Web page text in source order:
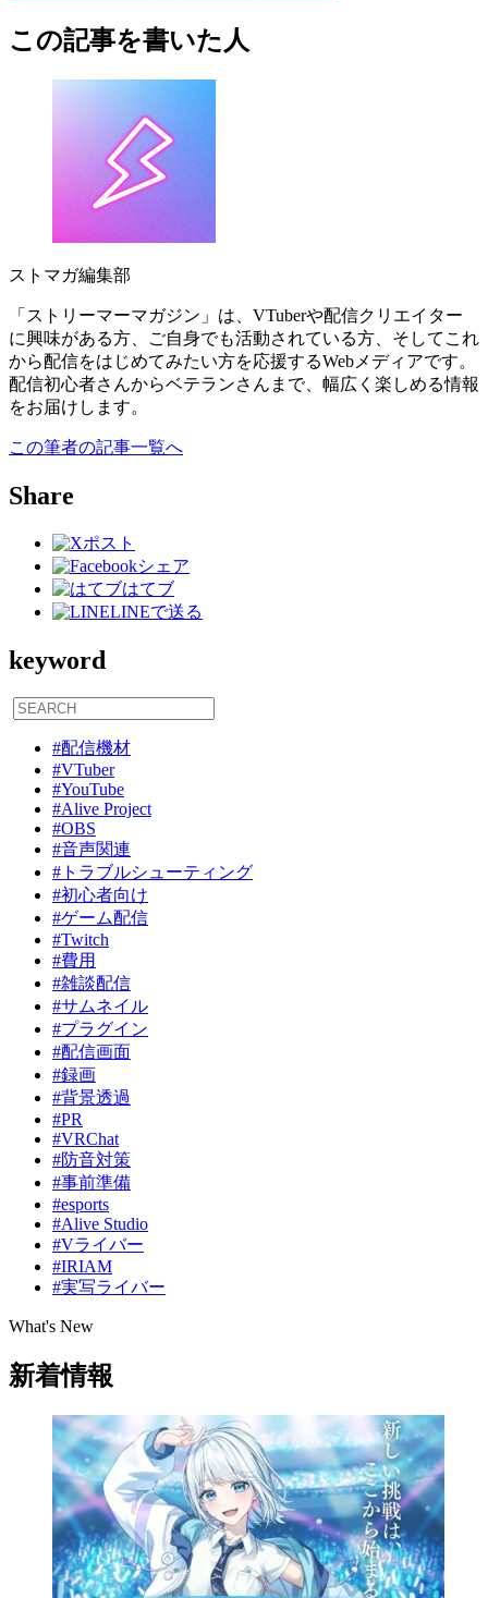
この記事を書いた人
ストマガ編集部
「ストリーマーマガジン」は、VTuberや配信クリエイター
に興味がある方、ご自身でも活動されている方、そしてこれ
から配信をはじめてみたい方を応援するWebメディアです。
配信初心者さんからベテランさんまで、幅広く楽しめる情報
をお届けします。
この筆者の記事一覧へ
Share
ポスト
シェア
はてブ
LINEで送る
keyword
#配信機材
#VTuber
#YouTube
#Alive Project
#OBS
#音声関連
#トラブルシューティング
#初心者向け
#ゲーム配信
#Twitch
#費用
#雑談配信
#サムネイル
#プラグイン
#配信画面
#録画
#背景透過
#PR
#VRChat
#防音対策
#事前準備
#esports
#Alive Studio
#Vライバー
#IRIAM
#実写ライバー
What's New
新着情報